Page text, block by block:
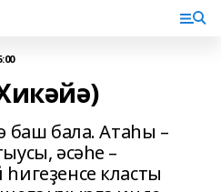
баш бала. Атаһы –
әсәһе –
класты